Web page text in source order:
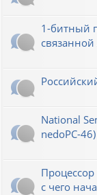
1-битный
связанной
National
nedoPC-46)
с чего